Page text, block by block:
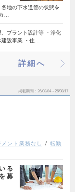
地の下水道管の状態を
…
プラント設計等 ・浄化
設事業 ・住…
詳細へ
掲載期間 26/08/04～26/08/17
メント業務なし
転勤
る
募